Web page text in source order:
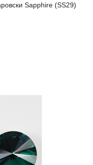
Sapphire (SS29)